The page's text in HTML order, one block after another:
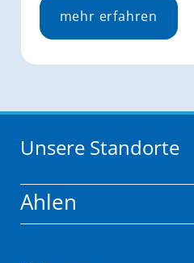
mehr erfahren
Unsere Standorte
Ahlen